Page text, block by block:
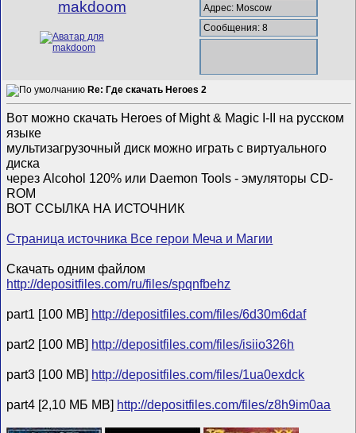
makdoom
Адрес: Moscow
Сообщения: 8
Re: Где скачать Heroes 2
Вот можно скачать Heroes of Might & Magic I-II на русском
языке
мультизагрузочный диск можно играть с виртуального
диска
через Alcohol 120% или Daemon Tools - эмуляторы СD-
ROM
ВОТ ССЫЛКА НА ИСТОЧНИК
Страница источника Все герои Меча и Магии
Скачать одним файлом
http://depositfiles.com/ru/files/spqnfbehz
part1 [100 MB] http://depositfiles.com/files/6d30m6daf
part2 [100 MB] http://depositfiles.com/files/isiio326h
part3 [100 MB] http://depositfiles.com/files/1ua0exdck
part4 [2,10 МБ MB] http://depositfiles.com/files/z8h9im0aa